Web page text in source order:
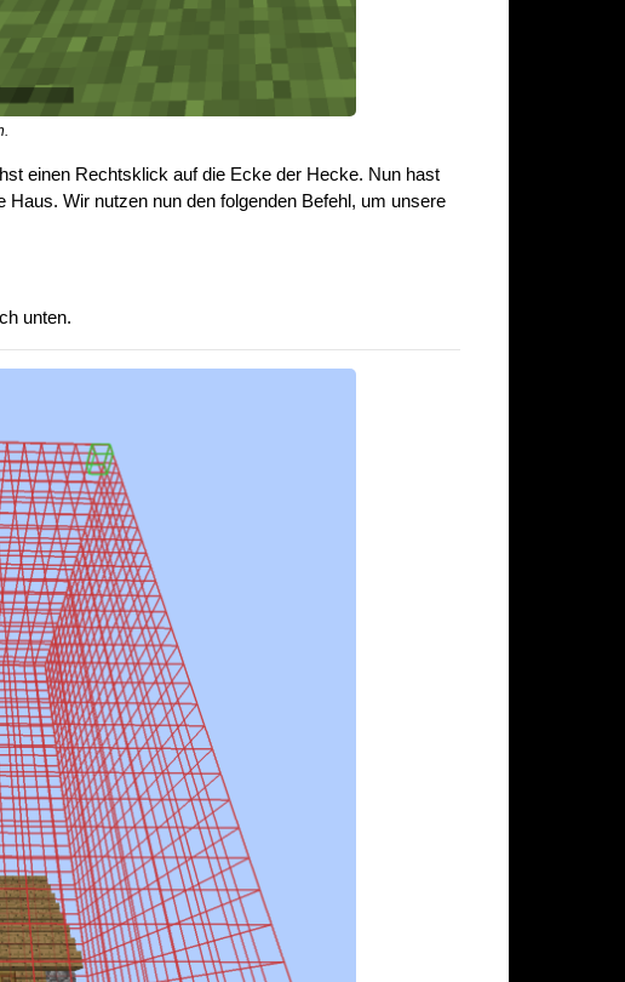
einen Rechtsklick auf die Ecke der Hecke. Nun hast
Wir nutzen nun den folgenden Befehl, um unsere
unten.